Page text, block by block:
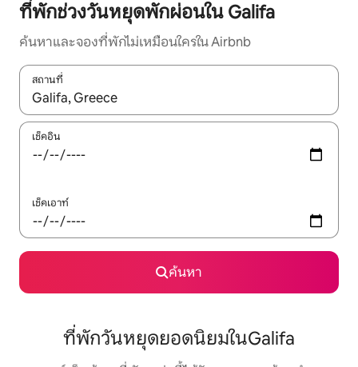
ที่พักช่วงวันหยุดพักผ่อนใน Galifa
ค้นหาและจองที่พักไม่เหมือนใครใน Airbnb
สถานที่
ใช้ลูกศรขึ้นลง หรือใช้การสัมผัสหรือปัด เพื่อสำรวจผลการค้นหา
เช็คอิน
เช็คเอาท์
ค้นหา
ที่พักวันหยุดยอดนิยมในGalifa